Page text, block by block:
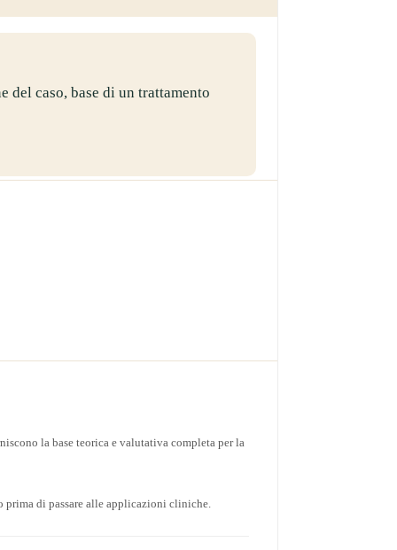
caso, base di un trattamento
la base teorica e valutativa completa per la
di passare alle applicazioni cliniche.